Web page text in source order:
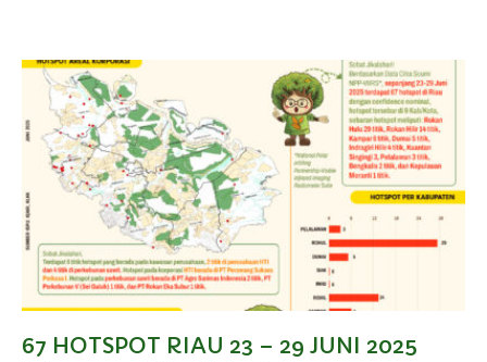
67 HOTSPOT RIAU 23 – 29 JUNI 2025